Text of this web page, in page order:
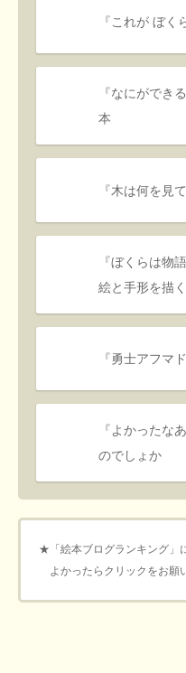
『これが ぼく
『なにができ
本
『木は何を見
『ぼくらは物
絵と手形を描く
『勇士アフマ
『よかったな
のでしょか
★「絵本ブログランキング」
よかったらクリックをお願